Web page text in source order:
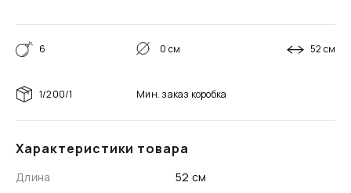
Характеристики товара
Длина
52 см
6 0 см 52 см
1/200/1 Мин. заказ коробка